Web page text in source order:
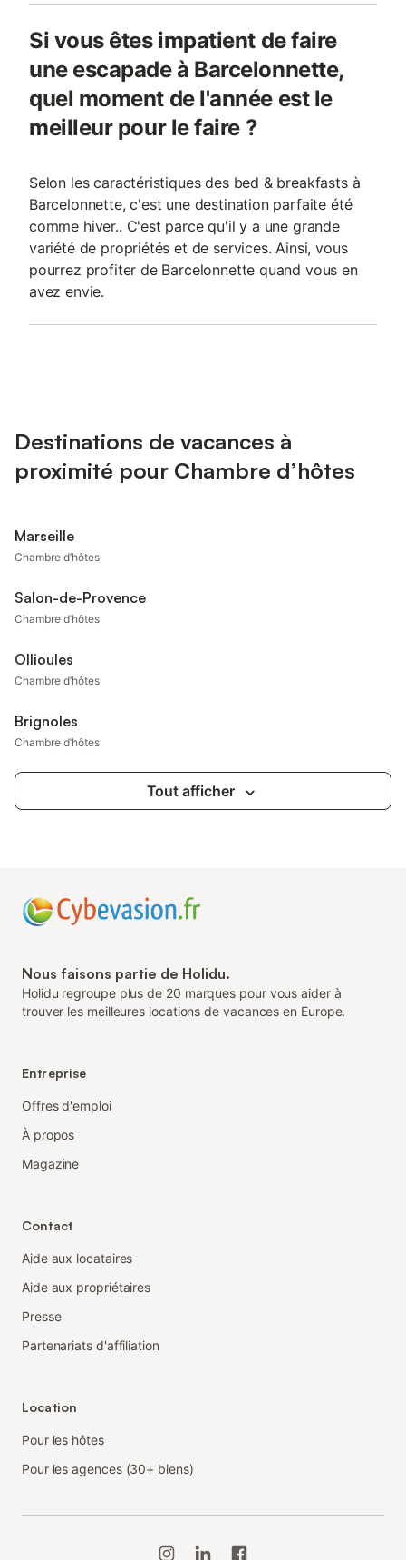
Si vous êtes impatient de faire
une escapade à Barcelonnette,
quel moment de l'année est le
meilleur pour le faire ?
Selon les caractéristiques des bed & breakfasts à
Barcelonnette, c'est une destination parfaite été
comme hiver.. C'est parce qu'il y a une grande
variété de propriétés et de services. Ainsi, vous
pourrez profiter de Barcelonnette quand vous en
avez envie.
Destinations de vacances à
proximité pour Chambre d’hôtes
Marseille
Chambre d’hôtes
Salon-de-Provence
Chambre d’hôtes
Ollioules
Chambre d’hôtes
Brignoles
Chambre d’hôtes
Tout afficher
Nous faisons partie de Holidu.
Holidu regroupe plus de 20 marques pour vous aider à
trouver les meilleures locations de vacances en Europe.
Entreprise
Offres d'emploi
À propos
Magazine
Contact
Aide aux locataires
Aide aux propriétaires
Presse
Partenariats d'affiliation
Location
Pour les hôtes
Pour les agences (30+ biens)